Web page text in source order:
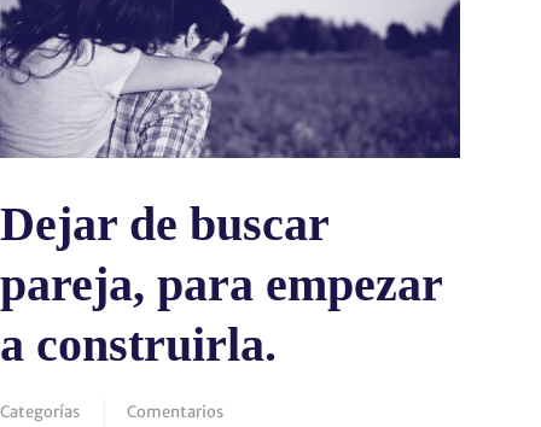
Dejar de buscar
pareja, para empezar
a construirla.
Categorías Comentarios